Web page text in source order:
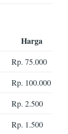
Harga
Rp. 75.000
Rp. 100.000
Rp. 2.500
Rp. 1.500